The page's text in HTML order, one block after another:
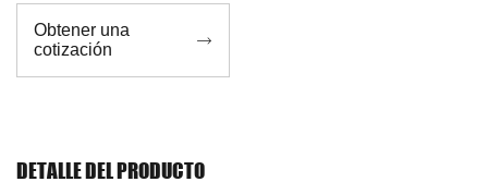
Obtener una
cotización

DETALLE DEL PRODUCTO